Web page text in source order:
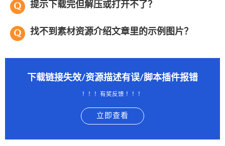
提示下载完但解压或打开不了？
找不到素材资源介绍文章里的示例图片？
下载链接失效/资源描述有误/脚本插件报错
！！！有奖反馈 ！！！
立即查看